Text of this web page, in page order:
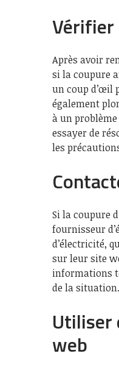
Vérifier
Après avoir
si la coupure
un coup d’œil
également
à un problème
essayer de
les
Si la coupure
fournisseur
d’électricité,
sur leur site
informations
de la situation.
Utiliser
web